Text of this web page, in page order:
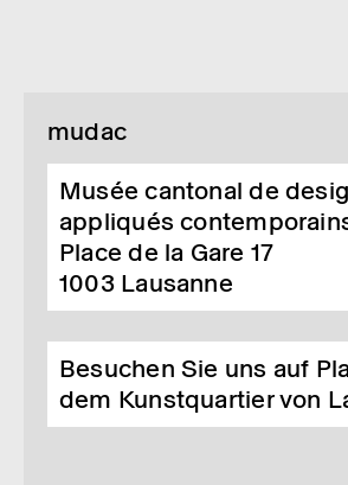
mudac
Musée cantonal de
appliqués
Place de la Gare 17
1003 Lausanne
Besuchen Sie uns auf
dem Kunstquartier von